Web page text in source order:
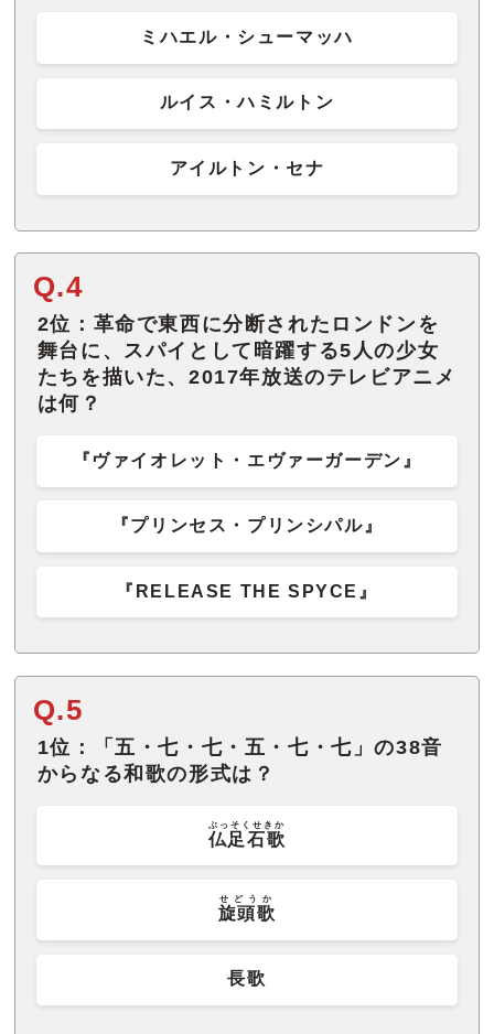
ミハエル・シューマッハ
ルイス・ハミルトン
アイルトン・セナ
Q.4
2位：革命で東西に分断されたロンドンを
舞台に、スパイとして暗躍する5人の少女
たちを描いた、2017年放送のテレビアニメ
は何？
『ヴァイオレット・エヴァーガーデン』
『プリンセス・プリンシパル』
『RELEASE THE SPYCE』
Q.5
1位：「五・七・七・五・七・七」の38音
からなる和歌の形式は？
仏足石歌
ぶっそくせきか
旋頭歌
せどうか
長歌